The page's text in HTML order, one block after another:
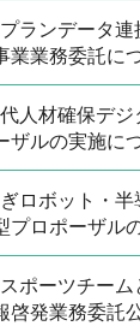
ランデータ連
業業務委託に
人材確保デジ
ザルの実施に
ロボット・半
プロポーザル
ポーツチー
啓発業務委託